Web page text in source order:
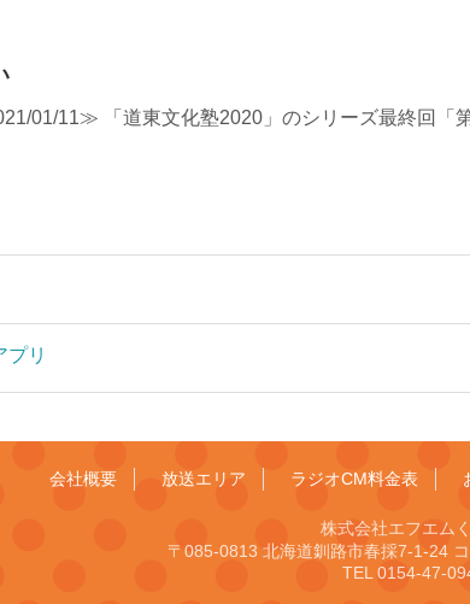
01/11≫ 「道東文化塾2020」のシリーズ最終回「
プリ
会社概要 放送エリア ラジオCM料金表
株式会社エフエム
〒085-0813 北海道釧路市春採7-1-24
TEL 0154-47-